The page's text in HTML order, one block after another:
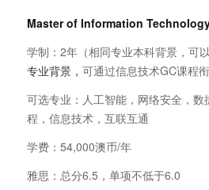
Master of Information
学制：2年（相同专业本科背景，可
专业背景， 可通过信息技术GC课程衔
可选专业：人工智能，网络安全，
程，信息技术，互联互通
学费：54,000澳币/年
雅思：总分6.5，单项不低于6.0